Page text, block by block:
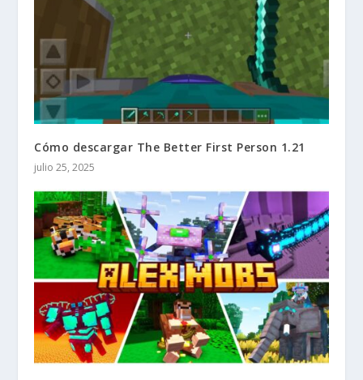
Cómo descargar The Better First Person 1.21
julio 25, 2025